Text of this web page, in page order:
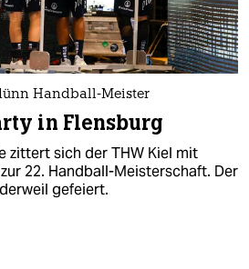
Handball-Meister
in Flensburg
zittert sich der THW Kiel mit
22. Handball-Meisterschaft. Der
gefeiert.